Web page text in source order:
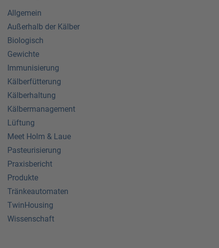
Allgemein
Außerhalb der Kälber
Biologisch
Gewichte
Immunisierung
Kälberfütterung
Kälberhaltung
Kälbermanagement
Lüftung
Meet Holm & Laue
Pasteurisierung
Praxisbericht
Produkte
Tränkeautomaten
TwinHousing
Wissenschaft